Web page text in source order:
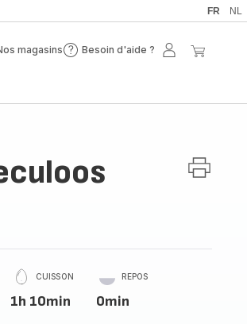
FR NL
magasins Besoin d'aide ?
Besoin
Mon
CUISSON
1h 10min
REPOS
0min